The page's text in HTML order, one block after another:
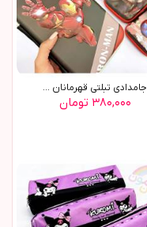
جامدادي تبلتي قهرمانان ...
۳۸۰,۰۰۰ تومان